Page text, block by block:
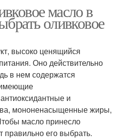
масло в
оливковое
высоко ценящийся
Оно действительно
в нем содержатся
и
мононенасыщенные жиры,
масло принесло
правильно его выбрать.